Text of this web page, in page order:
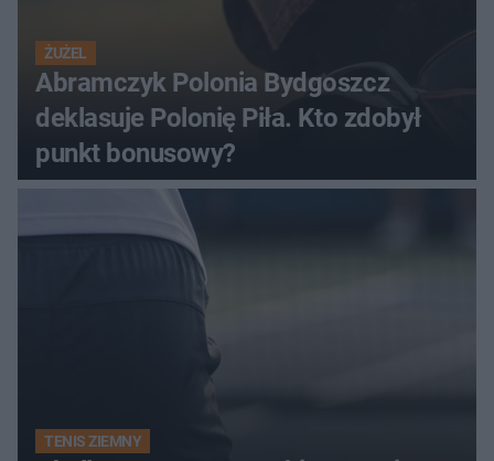
ŻUŻEL
Abramczyk Polonia Bydgoszcz
deklasuje Polonię Piła. Kto zdobył
punkt bonusowy?
TENIS ZIEMNY